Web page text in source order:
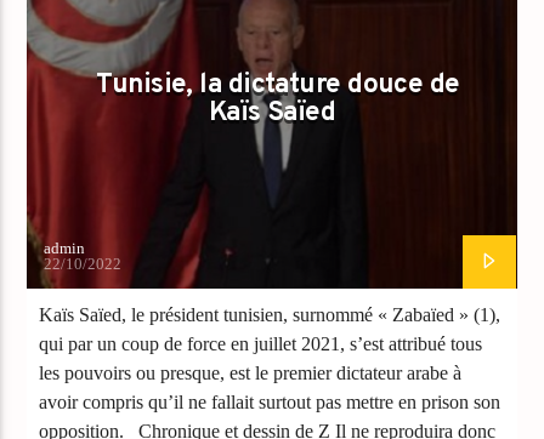
Tunisie, la dictature douce de
Kaïs Saïed
admin
22/10/2022
Kaïs Saïed, le président tunisien, surnommé « Zabaïed » (1),
qui par un coup de force en juillet 2021, s’est attribué tous
les pouvoirs ou presque, est le premier dictateur arabe à
avoir compris qu’il ne fallait surtout pas mettre en prison son
opposition. Chronique et dessin de Z Il ne reproduira donc